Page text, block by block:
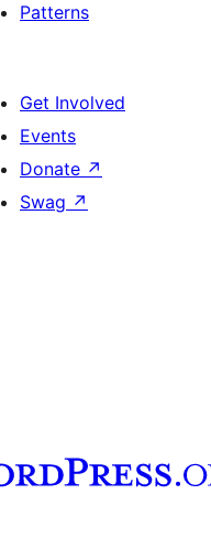
Patterns
Get Involved
Events
Donate ↗
Swag ↗